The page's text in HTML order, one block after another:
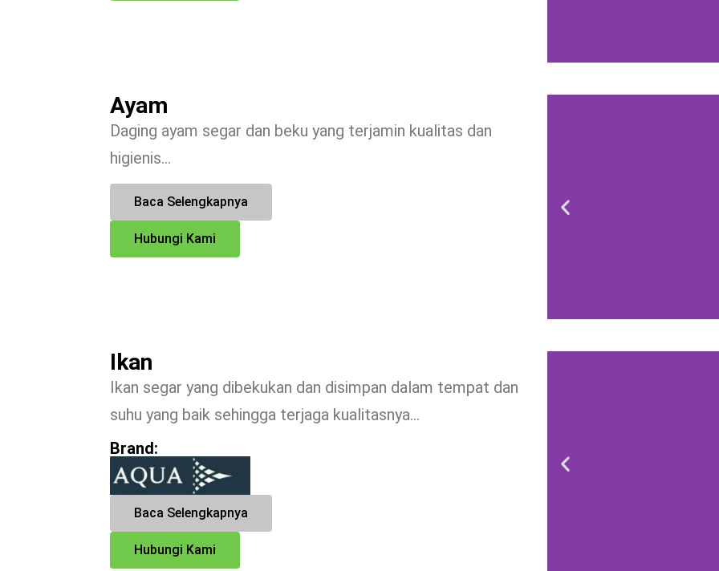
Ayam
Daging ayam segar dan beku yang terjamin kualitas dan
higienis…
Baca Selengkapnya
Hubungi Kami
Ikan
Ikan segar yang dibekukan dan disimpan dalam tempat dan
suhu yang baik sehingga terjaga kualitasnya…
Brand:
Baca Selengkapnya
Hubungi Kami